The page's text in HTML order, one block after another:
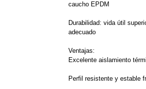
caucho EPDM
Durabilidad: vida útil
adecuado
Ventajas:
Excelente aislamiento
Perfil resistente y estable